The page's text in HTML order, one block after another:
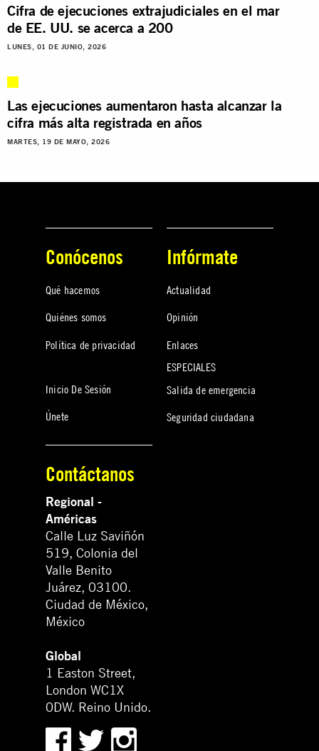
Cifra de ejecuciones extrajudiciales en el mar
de EE. UU. se acerca a 200
LUNES, 01 DE JUNIO, 2026
Las ejecuciones aumentaron hasta alcanzar la
cifra más alta registrada en años
MARTES, 19 DE MAYO, 2026
Conócenos
Qué hacemos
Quiénes somos
Política de privacidad
Inicio De Sesión
Únete
Infórmate
Actualidad
Opinión
Enlaces
ESPECIALES
Salida de emergencia
Seguridad ciudadana
Contáctanos
Regional -
Américas
Calle Luz Saviñón
519, Colonia del
Valle Benito
Juárez, 03100.
Ciudad de México,
México
Global
1 Easton Street,
London WC1X
0DW. Reino Unido.